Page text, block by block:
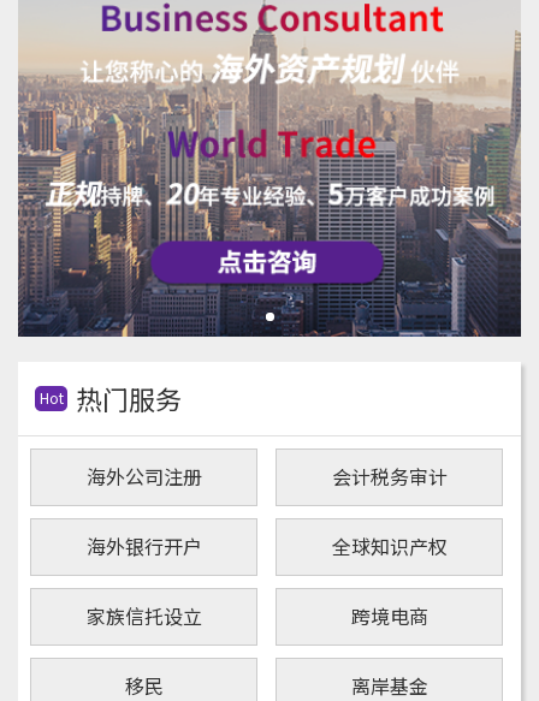
Hot 热门服务
海外公司注册 会计税务审计
海外银行开户 全球知识产权
家族信托设立 跨境电商
移民 离岸基金